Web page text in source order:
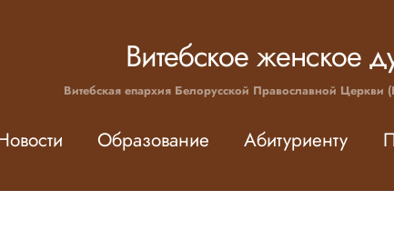
Витебское женское
Витебская епархия Белорусской Православной Церкви
Образование Абитуриенту